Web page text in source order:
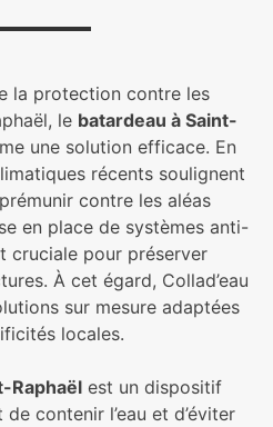
la protection contre les
le batardeau à Saint-
une solution efficace. En
récents soulignent
contre les aléas
en place de systèmes anti-
cruciale pour préserver
À cet égard, Collad’eau
sur mesure adaptées
locales.
Raphaël est un dispositif
contenir l’eau et d’éviter